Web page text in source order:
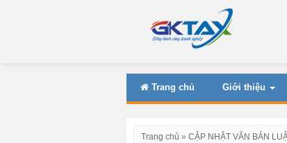
Trang chủ Giới thiệu
Trang chủ » CẬP NHẬT VĂN BẢN